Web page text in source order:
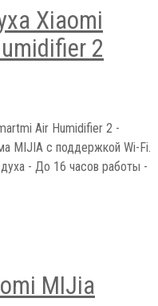
Xiaomi
2
Air Humidifier 2 -
MIJIA с поддержкой Wi-Fi.
- До 16 часов работы -
MIJia